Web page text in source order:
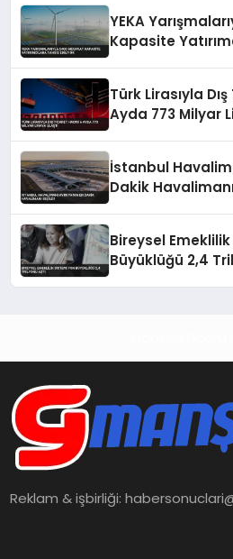
YEKA
Kapasite
Türk Lirasıyla
Ayda 773 Milyar
İstanbul
Dakik
Bireysel
Büyüklüğü 2,4
Reklam & işbirliği: